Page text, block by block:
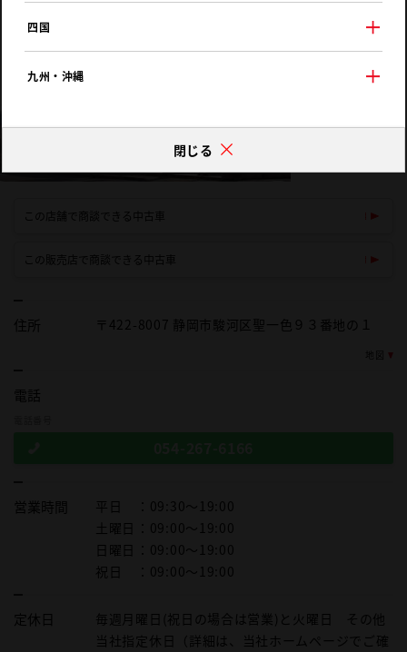
四国
九州・沖縄
閉じる
この店舗で商談できる中古車
この販売店で商談できる中古車
住所 〒422-8007 静岡市駿河区聖一色９３番地の１
電話
営業時間 平日
：09:30～19:00
土曜日
：09:00～19:00
日曜日
：09:00～19:00
祝日
：09:00～19:00
定休日
毎週月曜日(祝日の場合は営業)と火曜日 その他
当社指定休日（詳細は、当社ホームページでご確